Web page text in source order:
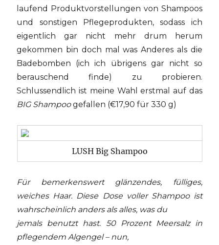
laufend Produktvorstellungen von Shampoos
und sonstigen Pflegeprodukten, sodass ich
eigentlich gar nicht mehr drum herum
gekommen bin doch mal was Anderes als die
Badebomben (ich ich übrigens gar nicht so
berauschend finde) zu probieren.
Schlussendlich ist meine Wahl erstmal auf das
BIG Shampoogefallen (€17,90 für 330 g)
LUSH Big Shampoo
Für bemerkenswert glänzendes, fülliges,
weiches Haar. Diese Dose voller Shampoo ist
wahrscheinlich anders als alles, was du
jemals benutzt hast. 50 Prozent Meersalz in
pflegendem Algengel – nun,